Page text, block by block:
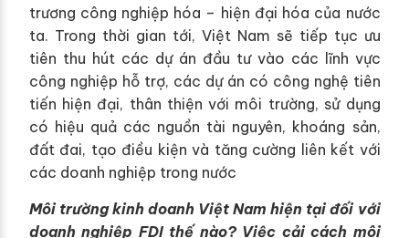
trương công nghiệp hóa – hiện đại hóa của nước
ta. Trong thời gian tới, Việt Nam sẽ tiếp tục ưu
tiên thu hút các dự án đầu tư vào các lĩnh vực
công nghiệp hỗ trợ, các dự án có công nghệ tiên
tiến hiện đại, thân thiện với môi trường, sử dụng
có hiệu quả các nguồn tài nguyên, khoáng sản,
đất đai, tạo điều kiện và tăng cường liên kết với
các doanh nghiệp trong nước
Môi trường kinh doanh Việt Nam hiện tại đối với
doanh nghiệp FDI thế nào? Việc cải cách môi